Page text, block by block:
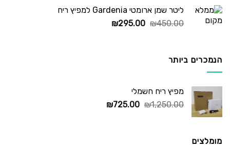
ליטר שמן ארומטי Gardenia למפיץ ריח
₪450.00
המחיר
₪295.00
המחיר
הנמכרים ביותר
מפיץ ריח חשמלי
₪1,250.00
המחיר
₪725.00
המחיר
מומלצים